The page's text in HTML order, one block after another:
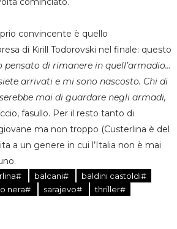
convincente è quello
di Kirill Todorovski nel finale: questo
pensato di rimanere in quell’armadio…
arrivati e mi sono nascosto. Chi di
mai di guardare negli armadi,
fasullo. Per il resto tanto di
ma non troppo (Custerlina è del
a un genere in cui l’Italia non è mai
balcani#
baldini castoldi#
nera# sarajevo# thriller#